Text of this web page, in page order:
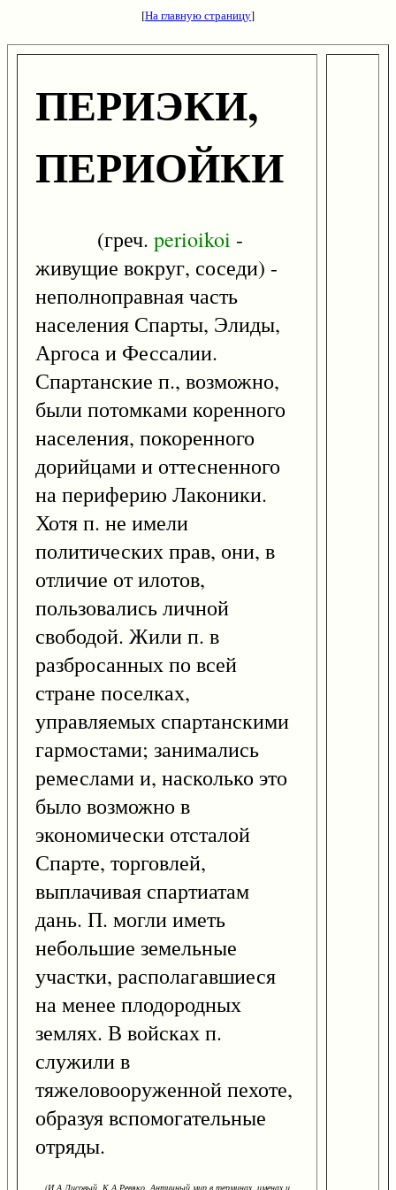
[На главную страницу]
ПЕРИЭКИ,
ПЕРИОЙКИ
(греч. perioikoi -
живущие вокруг, соседи) -
неполноправная часть
населения Спарты, Элиды,
Аргоса и Фессалии.
Спартанские п., возможно,
были потомками коренного
населения, покоренного
дорийцами и оттесненного
на периферию Лаконики.
Хотя п. не имели
политических прав, они, в
отличие от илотов,
пользовались личной
свободой. Жили п. в
разбросанных по всей
стране поселках,
управляемых спартанскими
гармостами; занимались
ремеслами и, насколько это
было возможно в
экономически отсталой
Спарте, торговлей,
выплачивая спартиатам
дань. П. могли иметь
небольшие земельные
участки, располагавшиеся
на менее плодородных
землях. В войсках п.
служили в
тяжеловооруженной пехоте,
образуя вспомогательные
отряды.
(И.А.Лисовый, К.А.Ревяко. Античный мир в терминах, именах и